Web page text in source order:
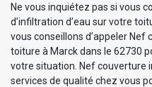
Ne vous inquiétez pas si vous
d’infiltration d’eau sur votre
vous conseillons d’appeler
toiture à Marck dans le 62730
votre situation. Nef couverture
services de qualité chez vous